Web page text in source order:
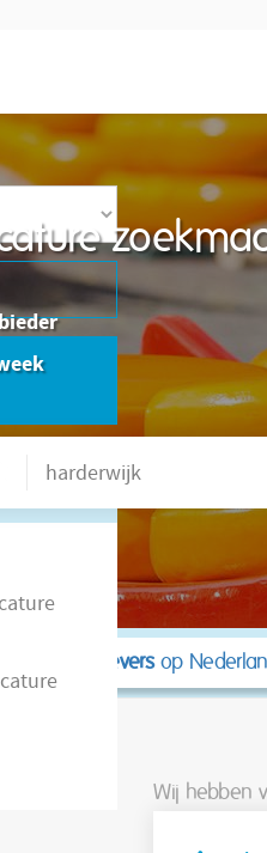
bij werkgeversop
Wij hebben